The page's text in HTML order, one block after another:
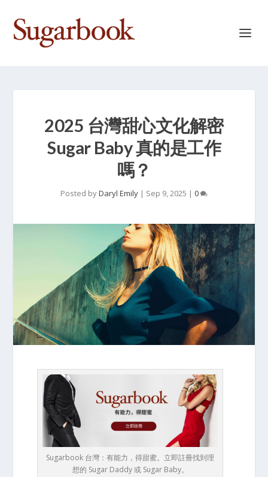
2025 台灣甜心文化解密
Sugar Baby 真的是工作
嗎？
Posted byDaryl Emily | Sep 9, 2025 | 0
Sugarbook 台灣：有能力，得甜蜜。立即註冊找到理
想的 Sugar Daddy 或 Sugar Baby。